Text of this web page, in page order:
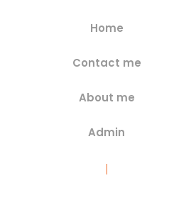
Home
Contact me
About me
Admin